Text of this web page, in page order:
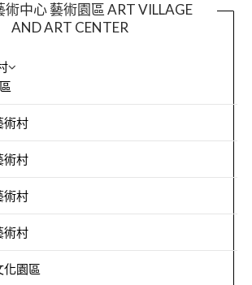
術中心 藝術園區 ART VILLAGE
AND ART CENTER
術村
術村
術村
術村
化園區